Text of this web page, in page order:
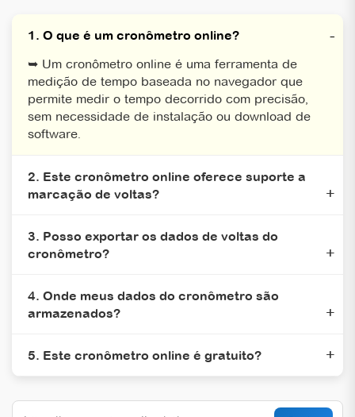
1. O que é um cronômetro online?
➥ Um cronômetro online é uma ferramenta de
medição de tempo baseada no navegador que
permite medir o tempo decorrido com precisão,
sem necessidade de instalação ou download de
software.
2. Este cronômetro online oferece suporte a
marcação de voltas?
3. Posso exportar os dados de voltas do
cronômetro?
4. Onde meus dados do cronômetro são
armazenados?
5. Este cronômetro online é gratuito?